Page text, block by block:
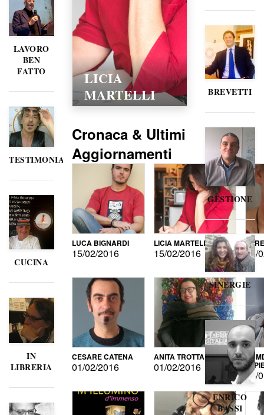
LAVORO
BEN
FATTO
TESTIMONIANZE
CUCINA
IN
LIBRERIA
LICIA
MARTELLI
Cronaca & Ultimi
Aggiornamenti
LUCA BIGNARDI
15/02/2016
LICIA MARTELLI
15/02/2016 15/
CESARE CATENA
01/02/2016
ANITA TROTTA
01/02/2016 DI
15/
BREVETTI
GESTIONE
SINERGIE
ENRICO
BASSI